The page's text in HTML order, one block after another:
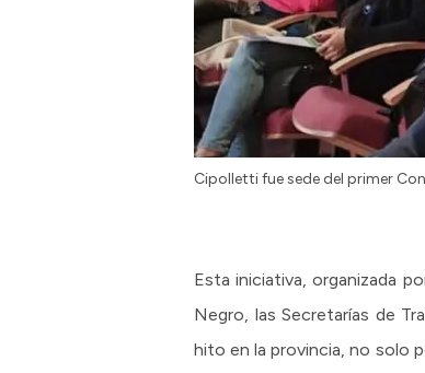
Cipolletti fue sede del primer
Esta iniciativa, organizada
Negro, las Secretarías de
hito en la provincia, no solo